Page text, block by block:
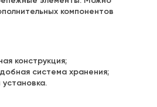
компонентов
конструкция;
система хранения;